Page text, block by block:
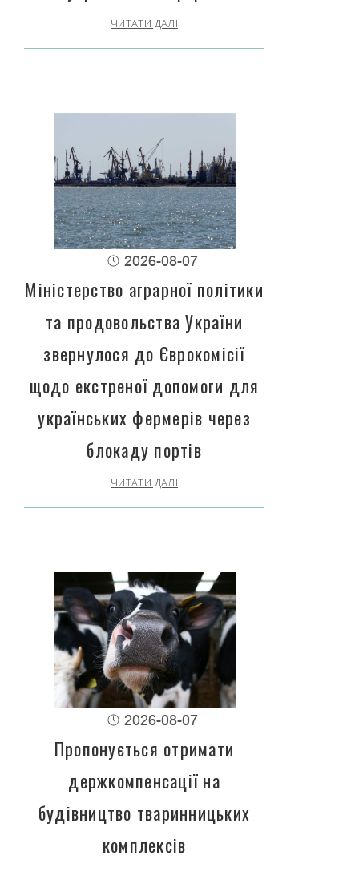
ЧИТАТИ ДАЛІ
2026-08-07
Міністерство аграрної політики
та продовольства України
звернулося до Єврокомісії
щодо екстреної допомоги для
українських фермерів через
блокаду портів
ЧИТАТИ ДАЛІ
2026-08-07
Пропонується отримати
держкомпенсації на
будівництво тваринницьких
комплексів